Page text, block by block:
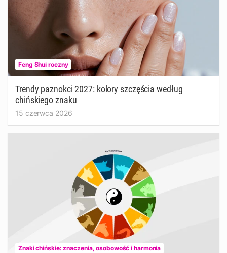
Feng Shui roczny
Trendy paznokci 2027: kolory szczęścia według
chińskiego znaku
15 czerwca 2026
Znaki chińskie: znaczenia, osobowość i harmonia